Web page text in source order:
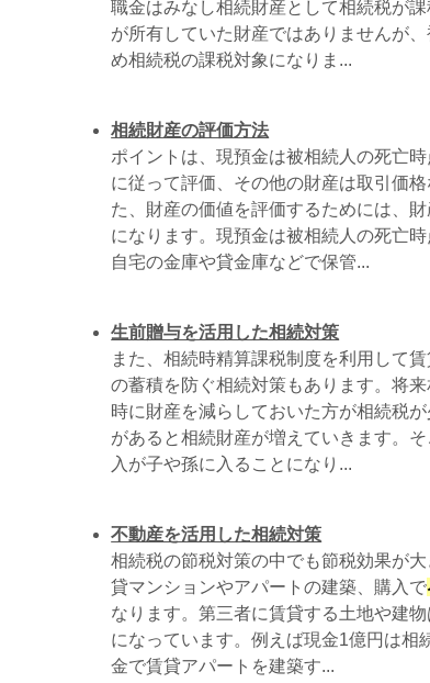
職金はみなし相続財産として相続税が
が所有していた財産ではありませんが
め相続税の課税対象になりま...
相続財産の評価方法
ポイントは、現預金は被相続人の死亡
に従って評価、その他の財産は取引価
た、財産の価値を評価するためには、
になります。現預金は被相続人の死亡
自宅の金庫や貸金庫などで保管...
生前贈与を活用した相続対策
また、相続時精算課税制度を利用して
の蓄積を防ぐ相続対策もあります。将
時に財産を減らしておいた方が相続税
があると相続財産が増えていきます。
入が子や孫に入ることになり...
不動産を活用した相続対策
相続税の節税対策の中でも節税効果が
貸マンションやアパートの建築、購入で
なります。第三者に賃貸する土地や建
になっています。例えば現金1億円は相
金で賃貸アパートを建築す...